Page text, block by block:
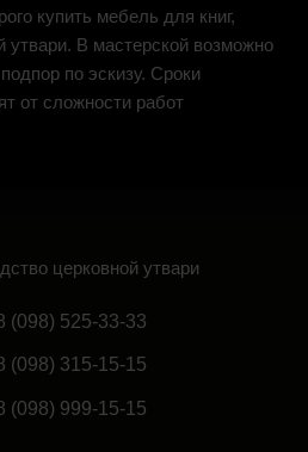
купить мебель для книг,
утвари. В мастерской возможно
по эскизу. Сроки
от сложности работ
церковной утвари
(098) 525-33-33
(098) 315-15-15
(098) 999-15-15